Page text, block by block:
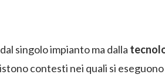
dal singolo impianto ma dalla
contesti nei quali si